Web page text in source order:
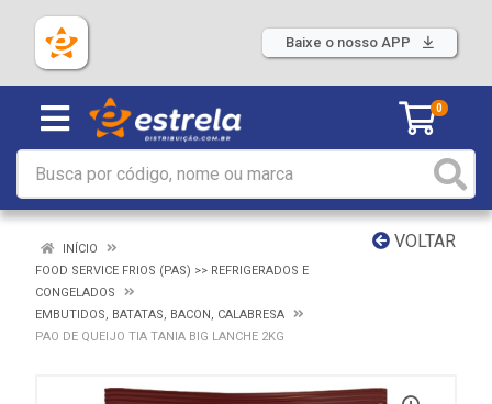
Baixe o nosso APP
0
VOLTAR
INÍCIO
FOOD SERVICE FRIOS (PAS) >> REFRIGERADOS E
CONGELADOS
EMBUTIDOS, BATATAS, BACON, CALABRESA
PAO DE QUEIJO TIA TANIA BIG LANCHE 2KG